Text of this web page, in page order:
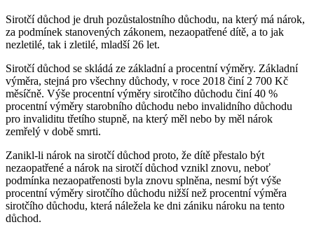
Sirotčí důchod je druh pozůstalostního důchodu, na který má nárok,
za podmínek stanovených zákonem, nezaopatřené dítě, a to jak
nezletilé, tak i zletilé, mladší 26 let.
Sirotčí důchod se skládá ze základní a procentní výměry. Základní
výměra, stejná pro všechny důchody, v roce 2018 činí 2 700 Kč
měsíčně. Výše procentní výměry sirotčího důchodu činí 40 %
procentní výměry starobního důchodu nebo invalidního důchodu
pro invaliditu třetího stupně, na který měl nebo by měl nárok
zemřelý v době smrti.
Zanikl-li nárok na sirotčí důchod proto, že dítě přestalo být
nezaopatřené a nárok na sirotčí důchod vznikl znovu, neboť
podmínka nezaopatřenosti byla znovu splněna, nesmí být výše
procentní výměry sirotčího důchodu nižší než procentní výměra
sirotčího důchodu, která náležela ke dni zániku nároku na tento
důchod.